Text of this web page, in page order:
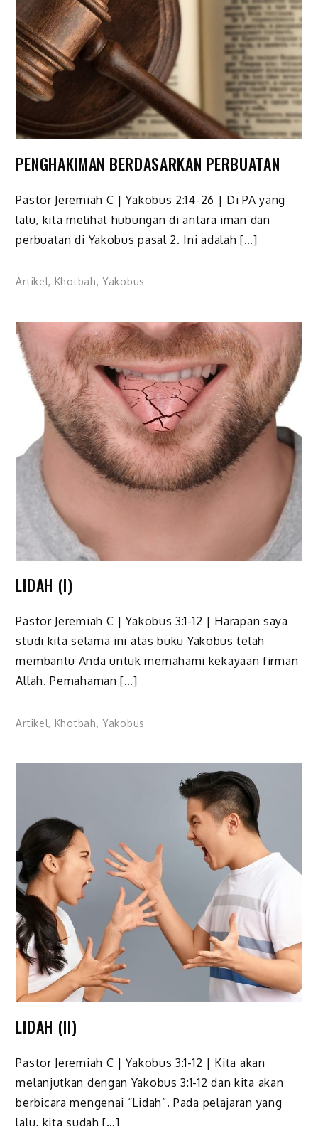
PENGHAKIMAN BERDASARKAN PERBUATAN
Pastor Jeremiah C | Yakobus 2:14-26 | Di PA yang
lalu, kita melihat hubungan di antara iman dan
perbuatan di Yakobus pasal 2. Ini adalah […]
Artikel, Khotbah,Yakobus
LIDAH (I)
Pastor Jeremiah C | Yakobus 3:1-12 | Harapan saya
studi kita selama ini atas buku Yakobus telah
membantu Anda untuk memahami kekayaan firman
Allah. Pemahaman […]
Artikel, Khotbah,Yakobus
LIDAH (II)
Pastor Jeremiah C | Yakobus 3:1-12 | Kita akan
melanjutkan dengan Yakobus 3:1-12 dan kita akan
berbicara mengenai “Lidah”. Pada pelajaran yang
lalu, kita sudah […]